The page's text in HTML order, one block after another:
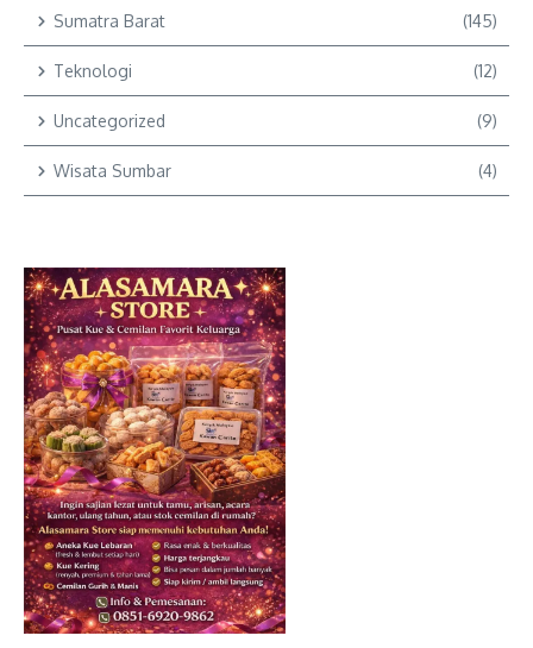
Sumatra Barat (145)
Teknologi (12)
Uncategorized (9)
Wisata Sumbar (4)